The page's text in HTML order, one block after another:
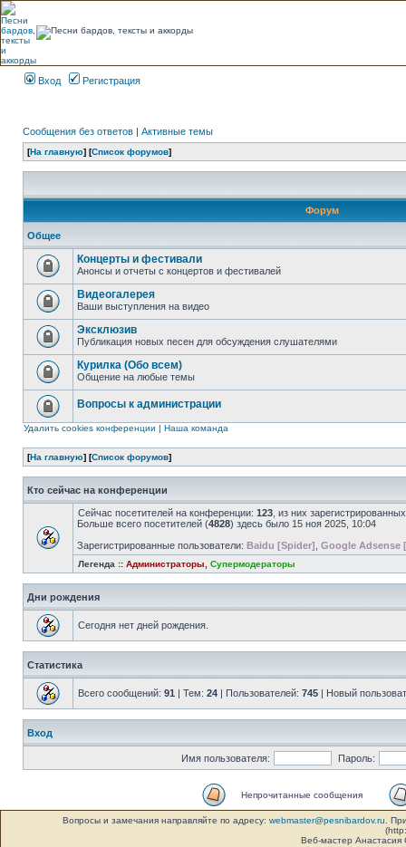
Вход Регистрация
Сообщения без ответов | Активные темы
[На главную] [Список форумов]
Форум
Общее
Концерты и фестивали
Анонсы и отчеты с концертов и фестивалей
Видеогалерея
Ваши выступления на видео
Эксклюзив
Публикация новых песен для обсуждения слушателями
Курилка (Обо всем)
Общение на любые темы
Вопросы к администрации
Удалить cookies конференции | Наша команда
[На главную] [Список форумов]
Кто сейчас на конференции
Сейчас посетителей на конференции: 123 , из них
Больше всего посетителей (4828) здесь было 15 ноя 2025, 10:04
Зарегистрированные пользователи: Baidu [Spider] Google Adsense
Легенда :: Администраторы Супермодераторы
Дни рождения
Сегодня нет дней рождения.
Статистика
Всего сообщений: 91 | Тем: 24 | Пользователей: 745 | Новый
Вход
Имя пользователя: Пароль:
Непрочитанные сообщения
Вопросы и замечания направляйте по адресу: webmaster@pesnibardov.ru .
Веб-мастер